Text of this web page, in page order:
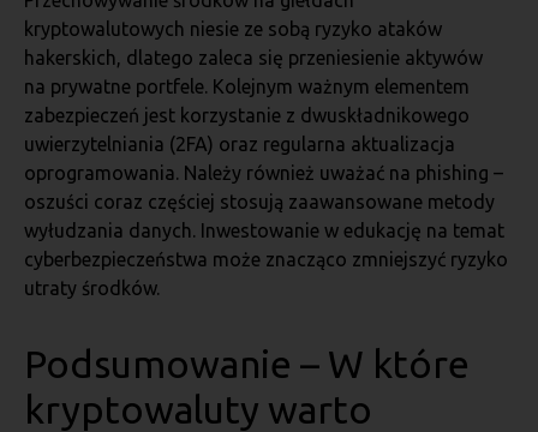
kryptowalutowych niesie ze sobą ryzyko ataków
hakerskich, dlatego zaleca się przeniesienie aktywów
na prywatne portfele. Kolejnym ważnym elementem
zabezpieczeń jest korzystanie z dwuskładnikowego
uwierzytelniania (2FA) oraz regularna aktualizacja
oprogramowania. Należy również uważać na phishing –
oszuści coraz częściej stosują zaawansowane metody
wyłudzania danych. Inwestowanie w edukację na temat
cyberbezpieczeństwa może znacząco zmniejszyć ryzyko
utraty środków.
Podsumowanie – W które
kryptowaluty warto